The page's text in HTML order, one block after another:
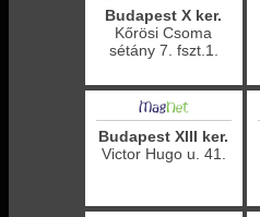
Budapest X ker.
Kőrösi Csoma
sétány 7. fszt.1.
Budapest XIII ker.
Victor Hugo u. 41.